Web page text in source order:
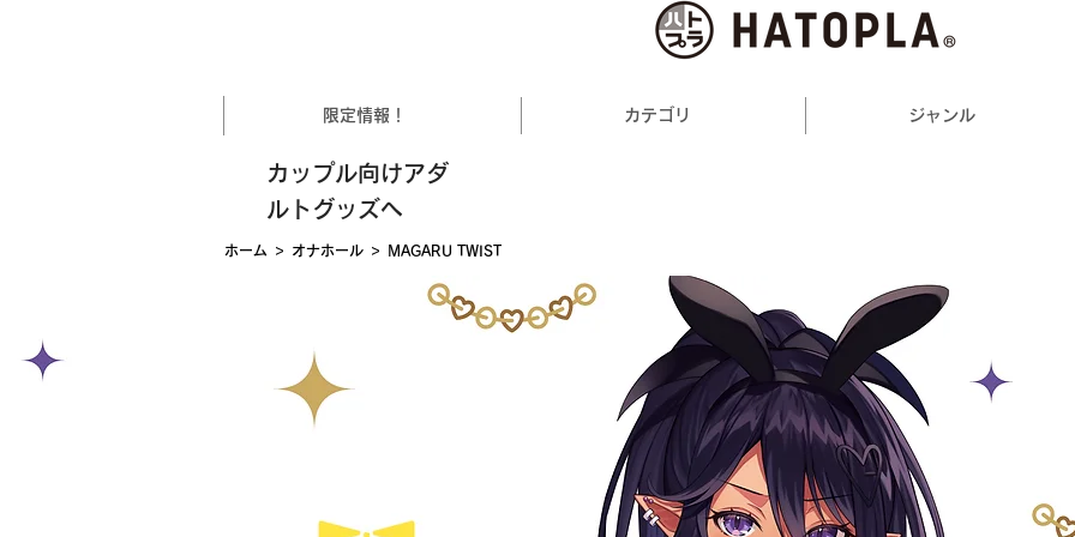
限定情報！ カテゴリ ジャンル
カップル向けアダ
ルトグッズへ
ホーム > オナホール > MAGARU TWIST